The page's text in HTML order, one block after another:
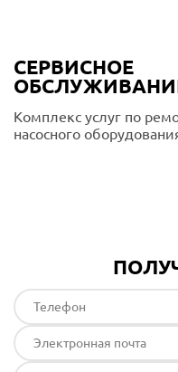
СЕРВИСНОЕ
Комплекс услуг по
насосного